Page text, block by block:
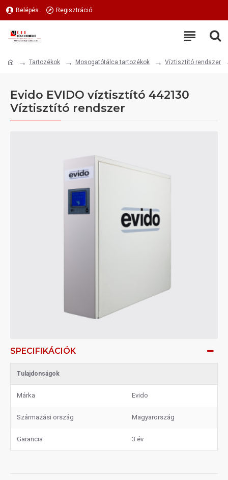
Belépés Regisztráció
Tartozékok Mosogatótálca tartozékok Víztisztító rendszer
Evido EVIDO víztisztító 442130
Víztisztító rendszer
SPECIFIKÁCIÓK
Tulajdonságok
Márka Evido
Származási ország Magyarország
Garancia 3 év